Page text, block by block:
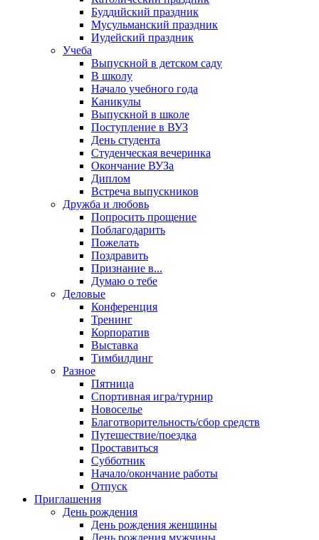
Буддийский праздник
Мусульманский праздник
Иудейский праздник
Учеба
Выпускной в детском саду
В школу
Начало учебного года
Каникулы
Выпускной в школе
Поступление в ВУЗ
День студента
Студенческая вечеринка
Окончание ВУЗа
Диплом
Встреча выпускников
Дружба и любовь
Попросить прощение
Поблагодарить
Пожелать
Поздравить
Признание в...
Думаю о тебе
Деловые
Конференция
Тренинг
Корпоратив
Выставка
Тимбилдинг
Разное
Пятница
Спортивная игра/турнир
Новоселье
Благотворительность/сбор средств
Путешествие/поездка
Проставиться
Субботник
Начало/окончание работы
Отпуск
Приглашения
День рождения
День рождения женщины
День рождения мужчины